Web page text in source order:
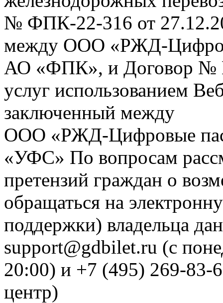
№ ФПК-22-316 от
между ООО «РЖД-
АО «ФПК», и Договор №
услуг использованием
заключенный между
ООО «РЖД-Цифровые
«УФС» По вопросам
претензий граждан о
обращаться на
поддержки) владельца
support@gdbilet.ru (с
20:00) и +7 (495) 269-83-
центр)